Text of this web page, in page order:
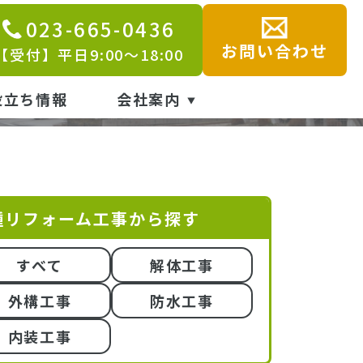
023-665-0436
受付】平日9:00～18:00 お問い合わせ
ち情報 会社案内
フォーム工事から探す
すべて
解体工事
外構工事
防水工事
内装工事